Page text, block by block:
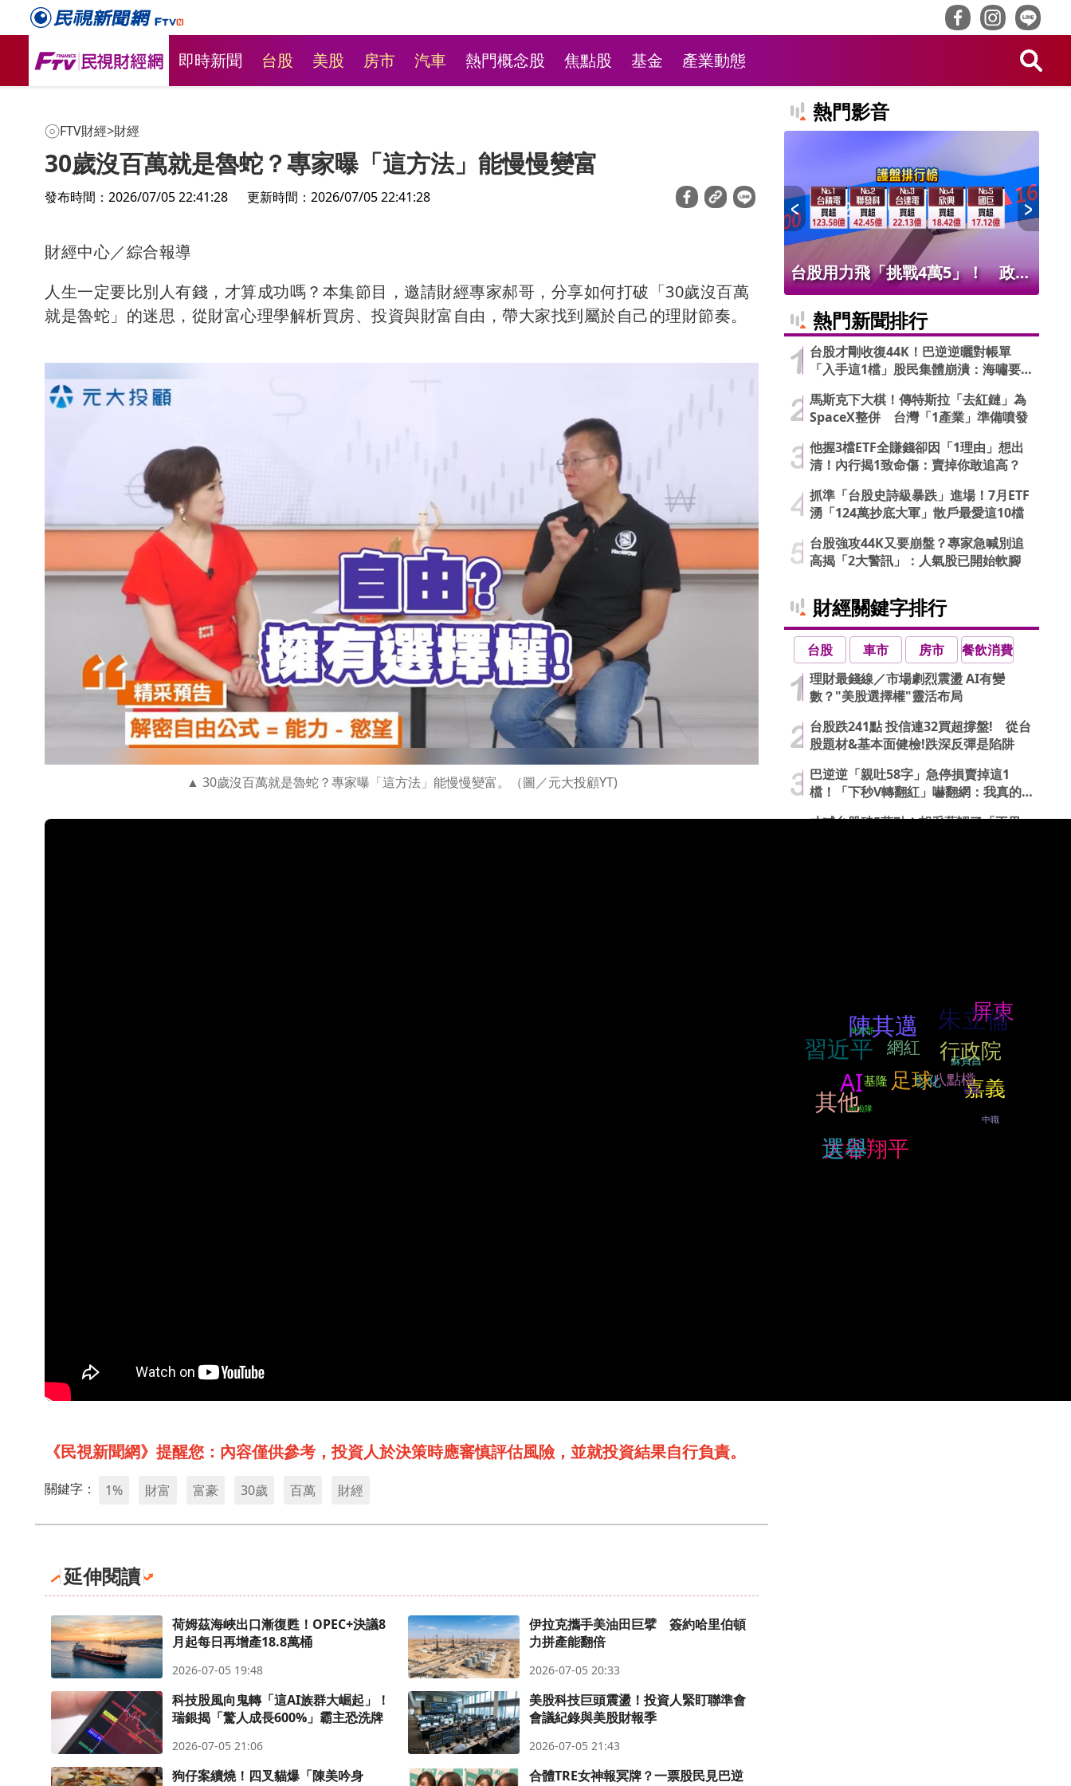
即時新聞 台股 美股 房市 汽車 熱門概念股 焦點股 基金 產業動態
FTV財經>財經
30歲沒百萬就是魯蛇？專家曝「這方法」能慢慢變富
發布時間：2026/07/05 22:41:28 更新時間：2026/07/05 22:41:28
財經中心／綜合報導
人生一定要比別人有錢，才算成功嗎？本集節目，邀請財經專家郝哥，分享如何打破「30歲沒百萬
就是魯蛇」的迷思，從財富心理學解析買房、投資與財富自由，帶大家找到屬於自己的理財節奏。
30歲沒百萬就是魯蛇？專家曝「這方法」能慢慢變富。（圖／元大投顧YT)
《民視新聞網》提醒您：內容僅供參考，投資人於決策時應審慎評估風險，並就投資結果自行負責。
關鍵字： 1% 財富 富豪 30歲 百萬 財經
延伸閱讀
荷姆茲海峽出口漸復甦！OPEC+決議8
月起每日再增產18.8萬桶
2026-07-05 19:48
伊拉克攜手美油田巨擘 簽約哈里伯頓
力拼產能翻倍
2026-07-05 20:33
科技股風向鬼轉「這AI族群大崛起」！
瑞銀揭「驚人成長600%」霸主恐洗牌
2026-07-05 21:06
美股科技巨頭震盪！投資人緊盯聯準會
會議紀錄與美股財報季
2026-07-05 21:43
狗仔案續燒！四叉貓爆「陳美吟身
合體TRE女神報冥牌？一票股民見巴逆
熱門影音
不捨盼「新莊陳意涵」接班
基金226億進場 被動元件狂歡
北車商場熱到爆！店家客人抱怨冷
熱門新聞排行
台股才剛收復44K！巴逆逆曬對帳單
「入手這1檔」股民集體崩潰：海嘯要
馬斯克下大棋！傳特斯拉「去紅鏈」為
SpaceX整併 台灣「1產業」準備噴發
他握3檔ETF全賺錢卻因「1理由」想出
清！內行揭1致命傷：賣掉你敢追高？
抓準「台股史詩級暴跌」進場！7月ETF
湧「124萬抄底大軍」散戶最愛這10檔
台股強攻44K又要崩盤？專家急喊別追
高揭「2大警訊」：人氣股已開始軟腳
財經關鍵字排行
台股 車市 房市
餐飲消費
理財最錢線／市場劇烈震盪 AI有變
數？"美股選擇權"靈活布局
台股跌241點 投信連32買超撐盤! 從台
股題材&基本面健檢!跌深反彈是陷阱
巴逆逆「親吐58字」急停損賣掉這1
檔！「下秒V轉翻紅」嚇翻網：我真的
才喊台股破5萬點！胡采蘋認了「不甩
啦啦隊
大谷翔平
AI
中職
陳其邁
嘉義
習近平
屏東
台鐵
蘇貞昌
行政院
基隆
網紅
彰化
其他
朱立倫
八點檔
足球
選舉
外交部